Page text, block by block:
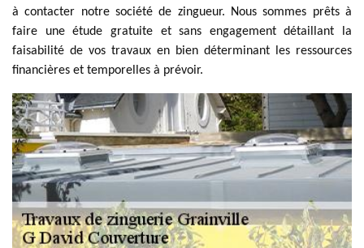
à contacter notre société de zingueur. Nous sommes prêts à
faire une étude gratuite et sans engagement détaillant la
faisabilité de vos travaux en bien déterminant les ressources
financières et temporelles à prévoir.